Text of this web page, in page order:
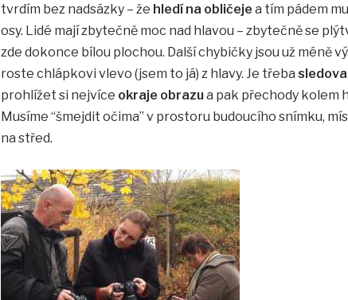
tvrdím bez nadsázky – že hledí na obličeje a tím pádem
osy. Lidé mají zbytečně moc nad hlavou – zbytečně se
zde dokonce bílou plochou. Další chybičky jsou už méně
roste chlápkovi vlevo (jsem to já) z hlavy. Je třeba
prohlížet si nejvíce okraje obrazua pak přechody kolem
Musíme “šmejdit očima” v prostoru budoucího snímku,
na střed.